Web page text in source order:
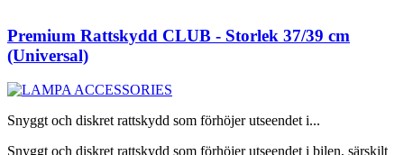
Premium Rattskydd CLUB - Storlek 37/39 cm
(Universal)
Snyggt och diskret rattskydd som förhöjer utseendet i...
Snyggt och diskret rattskydd som förhöjer utseendet i bilen, särskilt